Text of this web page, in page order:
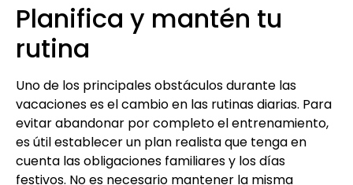
Planifica y mantén tu
rutina
Uno de los principales obstáculos durante las
vacaciones es el cambio en las rutinas diarias. Para
evitar abandonar por completo el entrenamiento,
es útil establecer un plan realista que tenga en
cuenta las obligaciones familiares y los días
festivos. No es necesario mantener la misma